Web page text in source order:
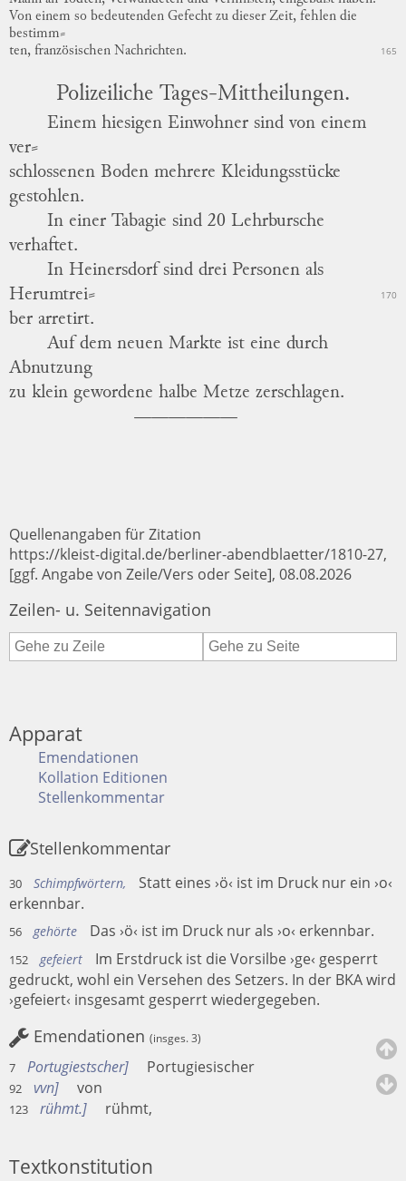
Von einem so bedeutenden Gefecht zu dieser Zeit, fehlen die
bestimm⸗
ten, französischen Nachrichten. 165
Polizeiliche Tages-Mittheilungen.
Einem hiesigen Einwohner sind von einem
ver⸗
schlossenen Boden mehrere Kleidungsstücke
gestohlen.
In einer Tabagie sind 20 Lehrbursche
verhaftet.
In Heinersdorf sind drei Personen als
Herumtrei⸗ 170
ber arretirt.
Auf dem neuen Markte ist eine durch
Abnutzung
zu klein gewordene halbe Metze zerschlagen.
Quellenangaben für Zitation
https://kleist-digital.de/berliner-abendblaetter/1810-27,
[ggf. Angabe von Zeile/Vers oder Seite], 08.08.2026
Zeilen- u. Seitennavigation
Apparat
Emendationen
Kollation Editionen
Stellenkommentar
Stellenkommentar
30 Schimpfwörtern,
Statt eines ›ö‹ ist im Druck nur ein ›o‹
erkennbar.
56 gehörte Das ›ö‹ ist im Druck nur als ›o‹ erkennbar.
152 gefeiert
Im Erstdruck ist die Vorsilbe ›ge‹ gesperrt
gedruckt, wohl ein Versehen des Setzers. In der BKA wird
›gefeiert‹ insgesamt gesperrt wiedergegeben.
Emendationen (insges. 3)
7 Portugiestscher Portugiesischer
92 vvn von
123 rühmt. rühmt,
Textkonstitution